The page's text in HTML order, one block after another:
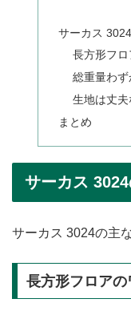
サーカス
長方形フロ
総重量わ
生地は丈
まとめ
サーカス
サーカス 3024の主
長方形フロアの